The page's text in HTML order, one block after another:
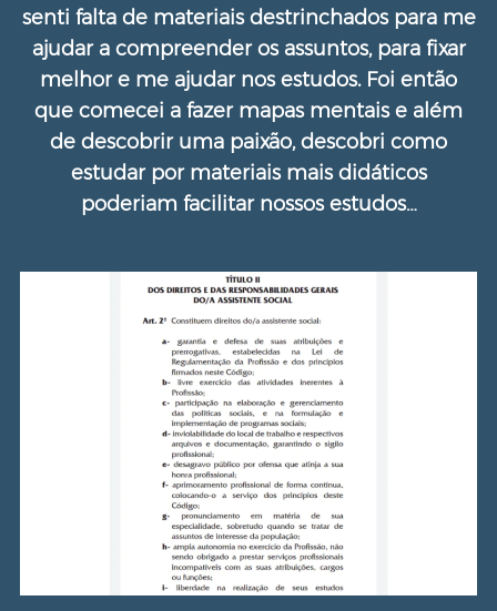
senti falta de materiais destrinchados para me
ajudar a compreender os assuntos, para fixar
melhor e me ajudar nos estudos. Foi então
que comecei a fazer mapas mentais e além
de descobrir uma paixão, descobri como
estudar por materiais mais didáticos
poderiam facilitar nossos estudos…